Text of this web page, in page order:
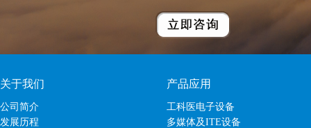
关于我们
公司简介
发展历程
产品应用
工科医电子设备
多媒体及ITE设备